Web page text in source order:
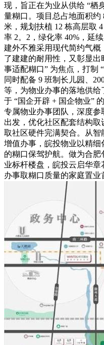
现，旨正在为业从供给 “栖
量糊口。项目总占地面积约
米，规划扶植 12 栋高层取
率 2。2，绿化率 40%，延
建外不雅采用现代简约气
了建建的耐用性，又彰显
事适配糊口” 为焦点，打制
同时配备 9 班制长儿园、
等，为物业办事的落地供
于 “国企开辟 + 国企物业”
专属物业办事团队，深度
出发，优化社区配套结构
取社区硬件完满契合。从智
增值办事，皖投物业以精
的糊口保驾护航。做为合
业标杆楼盘，皖投云启华
办事取糊口质量的家庭置业